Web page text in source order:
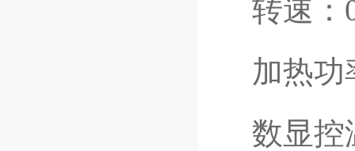
转速：
加热功
数显控